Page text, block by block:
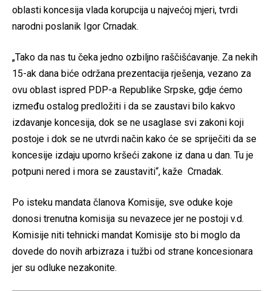
oblasti koncesija vlada korupcija u najvećoj mjeri, tvrdi
narodni poslanik Igor Crnadak.
„Tako da nas tu čeka jedno ozbiljno raščišćavanje. Za nekih
15-ak dana biće održana prezentacija rješenja, vezano za
ovu oblast ispred PDP-a Republike Srpske, gdje ćemo
između ostalog predložiti i da se zaustavi bilo kakvo
izdavanje koncesija, dok se ne usaglase svi zakoni koji
postoje i dok se ne utvrdi način kako će se spriječiti da se
koncesije izdaju uporno kršeći zakone iz dana u dan. Tu je
potpuni nered i mora se zaustaviti“, kaže Crnadak.
Po isteku mandata članova Komisije, sve oduke koje
donosi trenutna komisija su nevazece jer ne postoji v.d.
Komisije niti tehnicki mandat Komisije sto bi moglo da
dovede do novih arbizraza i tužbi od strane koncesionara
jer su odluke nezakonite.